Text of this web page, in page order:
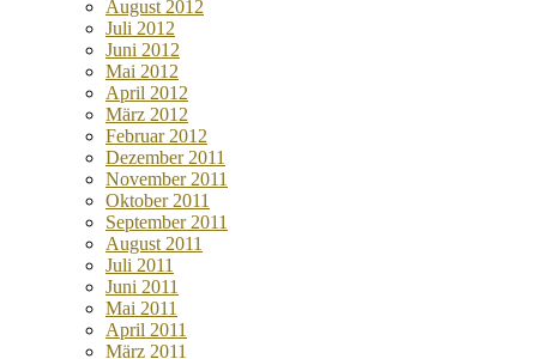
August 2012
Juli 2012
Juni 2012
Mai 2012
April 2012
März 2012
Februar 2012
Dezember 2011
November 2011
Oktober 2011
September 2011
August 2011
Juli 2011
Juni 2011
Mai 2011
April 2011
März 2011